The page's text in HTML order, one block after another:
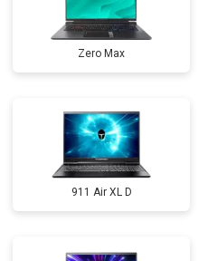
Zero Max
911 Air XL D